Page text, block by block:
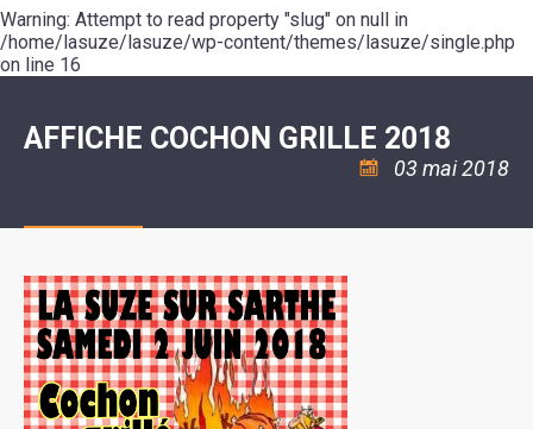
COULÉE
DOUCE
SÉCURITÉ
/
RISQUES
MAJEURS
CARAVANES
LA
HALTE
FLUVIALE
SUZE
Warning: Attempt to read property "slug" on null in
/home/lasuze/lasuze/wp-content/themes/lasuze/single.php
on line 16
AFFICHE COCHON GRILLE 2018
03 mai 2018